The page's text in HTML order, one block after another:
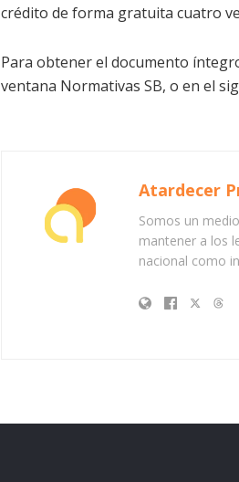
crédito de forma gratuita cuatro
Para obtener el documento
ventana Normativas SB, o en el
Atardecer
Somos un
mantener a los
nacional como